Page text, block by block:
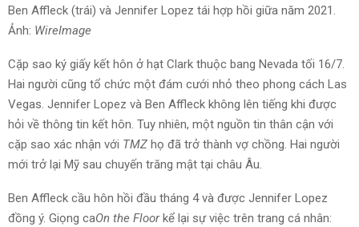
Ben Affleck (trái) và Jennifer Lopez tái hợp hồi giữa năm 2021.
Ảnh: WireImage
Cặp sao ký giấy kết hôn ở hạt Clark thuộc bang Nevada tối 16/7.
Hai người cũng tổ chức một đám cưới nhỏ theo phong cách Las
Vegas. Jennifer Lopez và Ben Affleck không lên tiếng khi được
hỏi về thông tin kết hôn. Tuy nhiên, một nguồn tin thân cận với
cặp sao xác nhận với TMZ họ đã trở thành vợ chồng. Hai người
mới trở lại Mỹ sau chuyến trăng mật tại châu Âu.
Ben Affleck cầu hôn hồi đầu tháng 4 và được Jennifer Lopez
đồng ý. Giọng caOn the Floorkể lại sự việc trên trang cá nhân: